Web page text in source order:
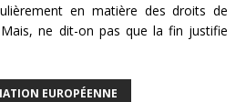
en matière des droits de
ne dit-on pas que la fin justifie
EUROPÉENNE